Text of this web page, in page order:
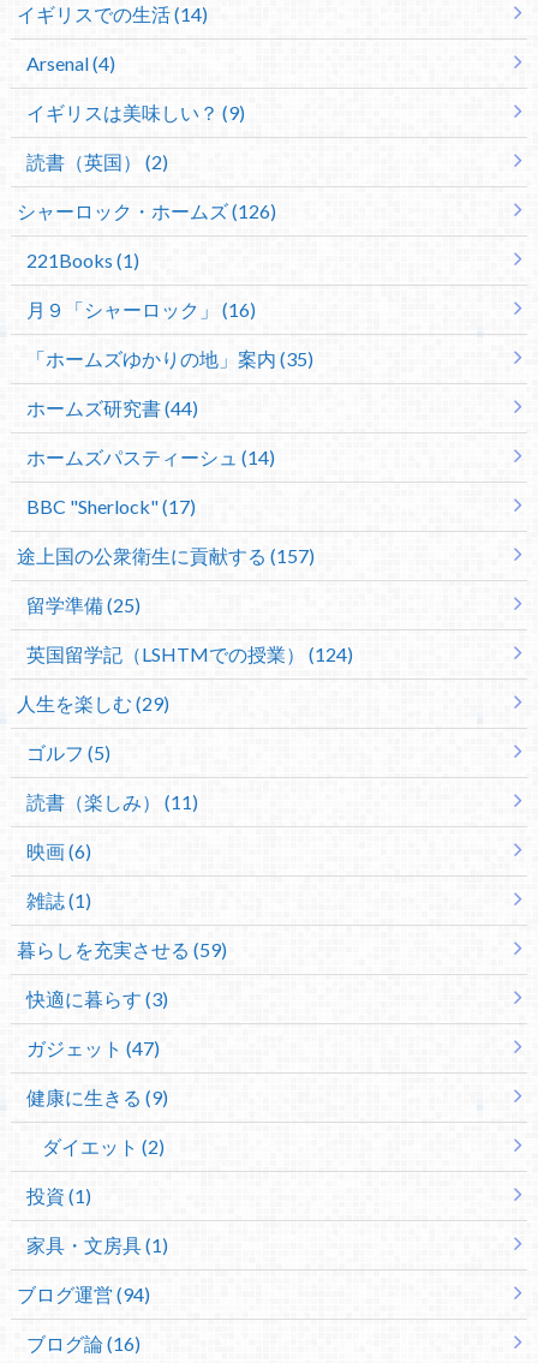
イギリスでの生活 (14)
Arsenal (4)
イギリスは美味しい？ (9)
読書（英国） (2)
シャーロック・ホームズ (126)
221Books (1)
月９「シャーロック」 (16)
「ホームズゆかりの地」案内 (35)
ホームズ研究書 (44)
ホームズパスティーシュ (14)
BBC "Sherlock" (17)
途上国の公衆衛生に貢献する (157)
留学準備 (25)
英国留学記（LSHTMでの授業） (124)
人生を楽しむ (29)
ゴルフ (5)
読書（楽しみ） (11)
映画 (6)
雑誌 (1)
暮らしを充実させる (59)
快適に暮らす (3)
ガジェット (47)
健康に生きる (9)
ダイエット (2)
投資 (1)
家具・文房具 (1)
ブログ運営 (94)
ブログ論 (16)